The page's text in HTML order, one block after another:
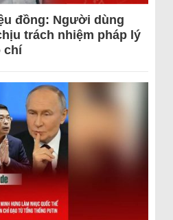
đồng: Người dùng
trách nhiệm pháp lý
chí